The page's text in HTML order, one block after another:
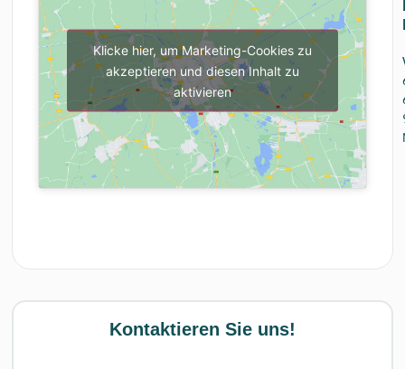
Klicke hier, um Marketing-Cookies zu
akzeptieren und diesen Inhalt zu
aktivieren
Kontaktieren Sie uns!